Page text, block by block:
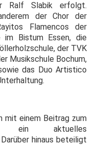
Ralf Slabik erfolgt.
der Chor der
Flamencos der
im Bistum Essen, die
der TVK
Musikschule Bochum,
das Duo Artistico
mit einem Beitrag zum
ein aktuelles
hinaus beteiligt